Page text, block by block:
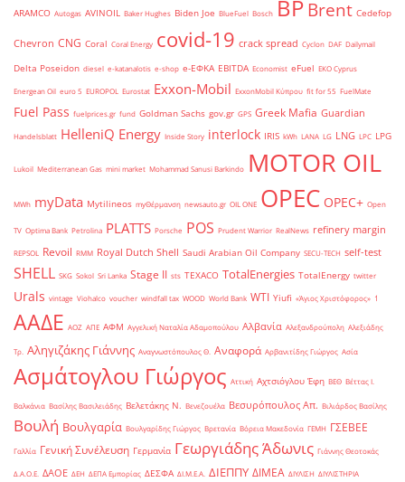
ARAMCO Autogas AVINOIL Baker Hughes Biden Joe BlueFuel Bosch BPBrent Cedefop
Chevron CNG Coral Coral Energy covid-19 crack spread Cyclon DAF Dailymail
Delta Poseidon diesel e-katanalotis e-shop e-ΕΦΚΑ EBITDA Economist eFuel EKO Cyprus
Energean Oil euro 5 EUROPOL Eurostat Exxon-Mobil ExxonMobil Κύπρου fit for 55 FuelMate
Fuel Pass fuelprices.gr fund Goldman Sachs gov.gr GPS Greek Mafia Guardian
Handelsblatt HelleniQ Energy Inside Story interlock IRIS kWh LANA LG LNG LPC LPG
Lukoil Mediterranean Gas mini market Mohammad Sanusi Barkindo MOTOR OIL
MWh myData Mytilineos myΘέρμανση newsauto.gr OIL ONE OPEC OPEC+ Open
TV Optima Bank Petrolina PLATTS Porsche POS Prudent Warrior RealNews refinery margin
REPSOL Revoil RMM Royal Dutch Shell Saudi Arabian Oil Company SECU-TECH self-test
SHELL SKG Sokol Sri Lanka Stage II sts TEXACO TotalEnergies TotalEnergy twitter
Urals vintage Viohalco voucher windfall tax WOOD World Bank WTI Yiufi «Άγιος Χριστόφορος» ΄1
ΑΑΔΕ ΑΟΖ ΑΠΕ ΑΦΜ Αγγελική Ναταλία Αδαμοπούλου Αλβανία Αλεξανδρούπολη Αλεξιάδης
Τρ. Αληγιζάκης Γιάννης Αναγνωστόπουλος Θ. Αναφορά Αρβανιτίδης Γιώργος Ασία
Ασμάτογλου Γιώργος Αττική Αχτσιόγλου Έφη ΒΕΘ Βέττας Ι.
Βαλκάνια Βασίλης Βασιλειάδης Βελετάκης Ν. Βενεζουέλα Βεσυρόπουλος Απ. Βιλιάρδος Βασίλης
Βουλή Βουλγαρία Βουλγαρίδης Γιώργος Βρετανία Βόρεια Μακεδονία ΓΕΜΗ ΓΣΕΒΕΕ
Γαλλία Γενική Συνέλευση Γερμανία Γεωργιάδης Άδωνις Γιάννης Θεοτοκάς
Δ.Α.Ο.Ε. ΔΑΟΕ ΔΕΗ ΔΕΠΑ Εμπορίας ΔΕΣΦΑ ΔΙ.Μ.Ε.Α. ΔΙΕΠΠΥ ΔΙΜΕΑ ΔΙΥΛΙΣΗ ΔΙΥΛΙΣΤΗΡΙΑ